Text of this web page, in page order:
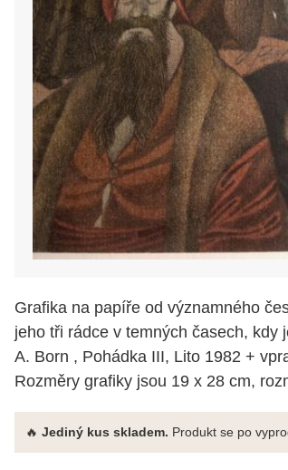
Grafika na papíře od významného
jeho tři rádce v temných časech,
A. Born , Pohádka III, Lito 1982 +
Rozměry grafiky jsou 19 x 28 cm,
🔥 Jediný kus skladem. Produkt se po